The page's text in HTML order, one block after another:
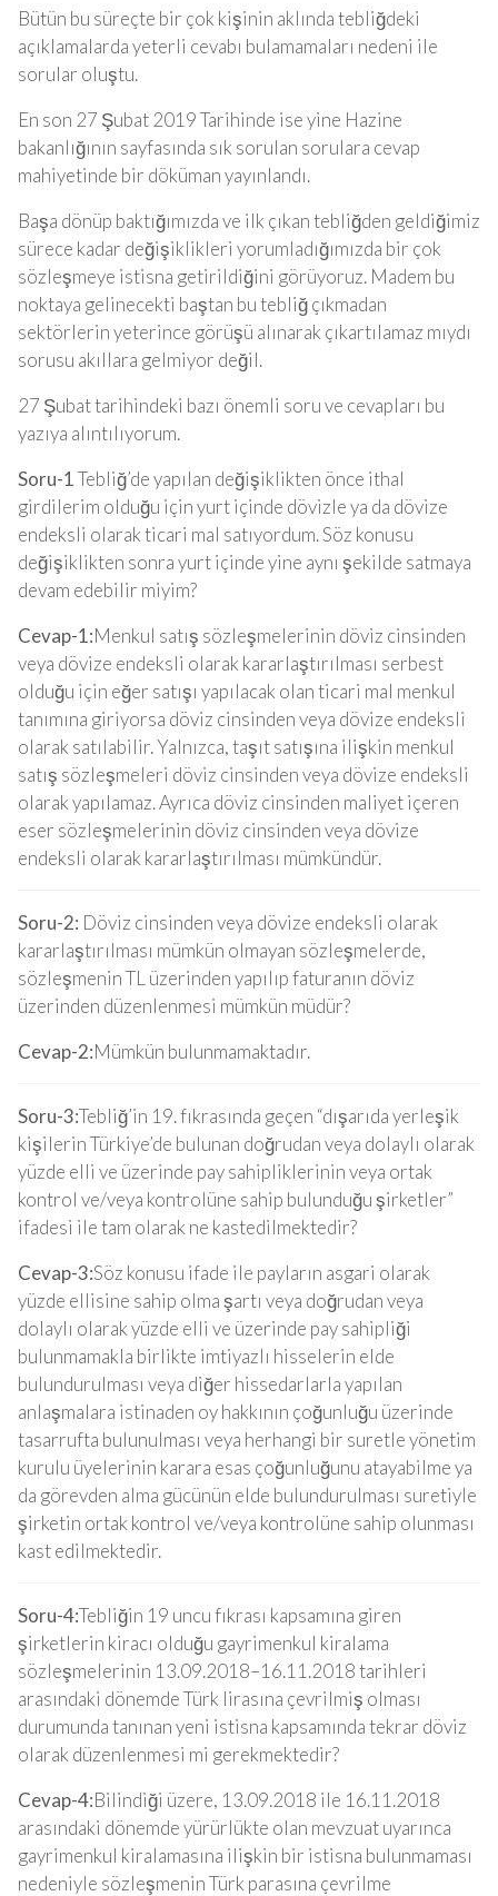
Bütün bu süreçte bir çok kişinin aklında tebliğdeki
açıklamalarda yeterli cevabı bulamamaları nedeni ile
sorular oluştu.
En son 27 Şubat 2019 Tarihinde ise yine Hazine
bakanlığının sayfasında sık sorulan sorulara cevap
mahiyetinde bir döküman yayınlandı.
Başa dönüp baktığımızda ve ilk çıkan tebliğden geldiğimiz
sürece kadar değişiklikleri yorumladığımızda bir çok
sözleşmeye istisna getirildiğini görüyoruz. Madem bu
noktaya gelinecekti baştan bu tebliğ çıkmadan
sektörlerin yeterince görüşü alınarak çıkartılamaz mıydı
sorusu akıllara gelmiyor değil.
27 Şubat tarihindeki bazı önemli soru ve cevapları bu
yazıya alıntılıyorum.
Soru-1Tebliğ’de yapılan değişiklikten önce ithal
girdilerim olduğu için yurt içinde dövizle ya da dövize
endeksli olarak ticari mal satıyordum. Söz konusu
değişiklikten sonra yurt içinde yine aynı şekilde satmaya
devam edebilir miyim?
Cevap-1:Menkul satış sözleşmelerinin döviz cinsinden
veya dövize endeksli olarak kararlaştırılması serbest
olduğu için eğer satışı yapılacak olan ticari mal menkul
tanımına giriyorsa döviz cinsinden veya dövize endeksli
olarak satılabilir. Yalnızca, taşıt satışına ilişkin menkul
satış sözleşmeleri döviz cinsinden veya dövize endeksli
olarak yapılamaz. Ayrıca döviz cinsinden maliyet içeren
eser sözleşmelerinin döviz cinsinden veya dövize
endeksli olarak kararlaştırılması mümkündür.
Soru-2: Döviz cinsinden veya dövize endeksli olarak
kararlaştırılması mümkün olmayan sözleşmelerde,
sözleşmenin TL üzerinden yapılıp faturanın döviz
üzerinden düzenlenmesi mümkün müdür?
Cevap-2:Mümkün bulunmamaktadır.
Soru-3:Tebliğ’in 19. fıkrasında geçen “dışarıda yerleşik
kişilerin Türkiye’de bulunan doğrudan veya dolaylı olarak
yüzde elli ve üzerinde pay sahipliklerinin veya ortak
kontrol ve/veya kontrolüne sahip bulunduğu şirketler”
ifadesi ile tam olarak ne kastedilmektedir?
Cevap-3:Söz konusu ifade ile payların asgari olarak
yüzde ellisine sahip olma şartı veya doğrudan veya
dolaylı olarak yüzde elli ve üzerinde pay sahipliği
bulunmamakla birlikte imtiyazlı hisselerin elde
bulundurulması veya diğer hissedarlarla yapılan
anlaşmalara istinaden oy hakkının çoğunluğu üzerinde
tasarrufta bulunulması veya herhangi bir suretle yönetim
kurulu üyelerinin karara esas çoğunluğunu atayabilme ya
da görevden alma gücünün elde bulundurulması suretiyle
şirketin ortak kontrol ve/veya kontrolüne sahip olunması
kast edilmektedir.
Soru-4:Tebliğin 19 uncu fıkrası kapsamına giren
şirketlerin kiracı olduğu gayrimenkul kiralama
sözleşmelerinin 13.09.2018–16.11.2018 tarihleri
arasındaki dönemde Türk lirasına çevrilmiş olması
durumunda tanınan yeni istisna kapsamında tekrar döviz
olarak düzenlenmesi mi gerekmektedir?
Cevap-4:Bilindiği üzere, 13.09.2018 ile 16.11.2018
arasındaki dönemde yürürlükte olan mevzuat uyarınca
gayrimenkul kiralamasına ilişkin bir istisna bulunmaması
nedeniyle sözleşmenin Türk parasına çevrilme